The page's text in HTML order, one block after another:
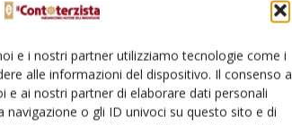
e i nostri partner utilizziamo tecnologie come i
alle informazioni del dispositivo. Il consenso a
e ai nostri partner di elaborare dati personali
o gli ID univoci su questo sito e di
di gomma al centro del
contatto con il fondo stradale
stabile anche a bassa
Traxion Optimall, conclude